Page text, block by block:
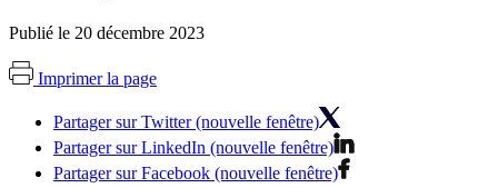
Publié le 20 décembre 2023
Imprimer la page
Partager sur Twitter (nouvelle fenêtre)
Partager sur LinkedIn (nouvelle fenêtre)
Partager sur Facebook (nouvelle fenêtre)